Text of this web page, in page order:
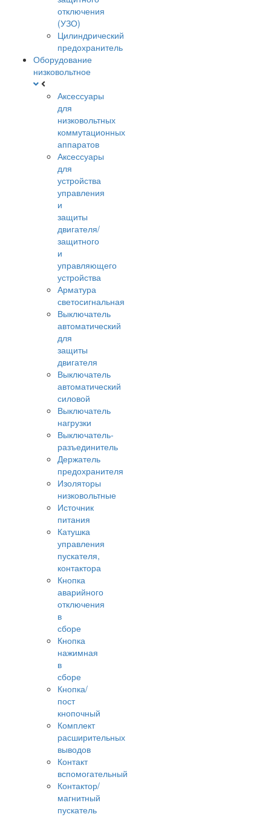
отключения
(УЗО)
Цилиндрический
предохранитель
Оборудование
низковольтное
Аксессуары
для
низковольтных
коммутационных
аппаратов
Аксессуары
для
устройства
управления
и
защиты
двигателя/
защитного
и
управляющего
устройства
Арматура
светосигнальная
Выключатель
автоматический
для
защиты
двигателя
Выключатель
автоматический
силовой
Выключатель
нагрузки
Выключатель-
разъединитель
Держатель
предохранителя
Изоляторы
низковольтные
Источник
питания
Катушка
управления
пускателя,
контактора
Кнопка
аварийного
отключения
в
сборе
Кнопка
нажимная
в
сборе
Кнопка/
пост
кнопочный
Комплект
расширительных
выводов
Контакт
вспомогательный
Контактор/
магнитный
пускатель